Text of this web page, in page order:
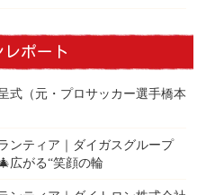
ポート
式（元・プロサッカー選手橋本
ンティア｜ダイガスグループ
広がる“笑顔の輪